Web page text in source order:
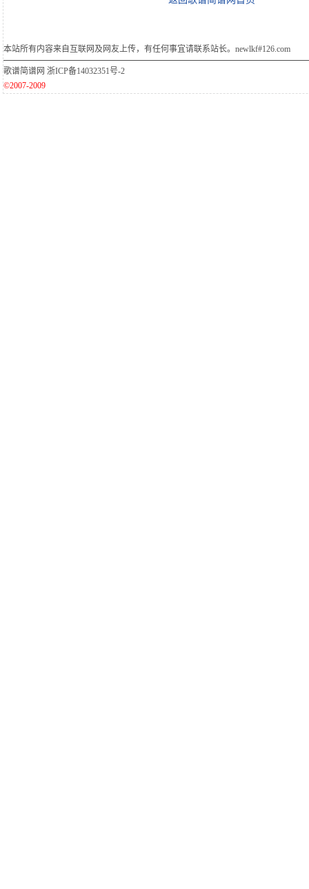
本站所有内容来自互联网及网友上传，有任何事宜请联系站长。newlkf#126.com
歌谱简谱网 浙ICP备14032351号-2
©2007-2009